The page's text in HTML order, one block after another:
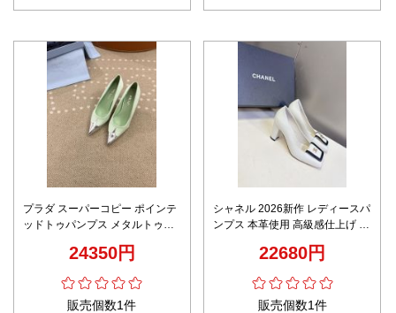
プラダ スーパーコピー ポインテ
ッドトゥパンプス メタルトゥ切
ン 本格派モデル24350円
販売個数1件
シャネル 2026新作 レディースパ
ンプス 本革使用 高級感仕上げ 金
安心サイト ブランド コピー エレ
22680円
販売個数1件